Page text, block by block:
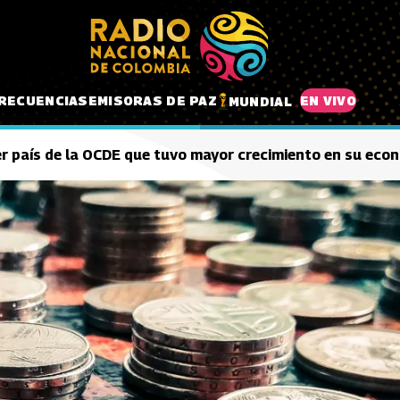
EMISORAS DE PAZ MUNDIAL EN VIVO
país de la OCDE que tuvo mayor crecimiento en su